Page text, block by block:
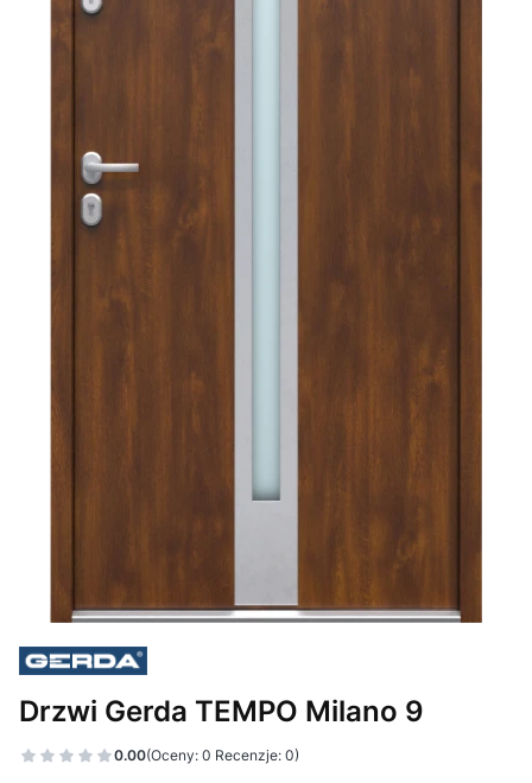
Drzwi Gerda TEMPO Milano 9
0.00(Oceny: 0 Recenzje: 0)